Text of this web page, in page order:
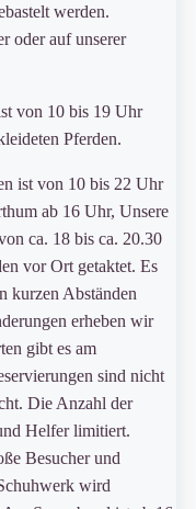
werden.
oder auf unserer
von 10 bis 19 Uhr
Pferden.
ist von 10 bis 22 Uhr
ab 16 Uhr, Unsere
ca. 18 bis ca. 20.30
vor Ort getaktet. Es
kurzen Abständen
erheben wir
gibt es am
sind nicht
Die Anzahl der
Helfer limitiert.
Besucher und
wird